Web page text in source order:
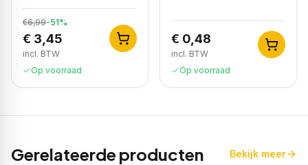
€6,99-51%
€ 3,45
incl. BTW
Op voorraad
€ 0,48
incl. BTW
Op voorraad
Gerelateerde producten Bekijk meer